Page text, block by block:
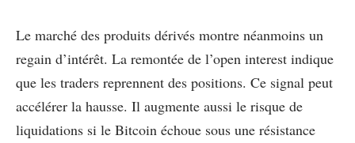
Le marché des produits dérivés montre néanmoins un
regain d’intérêt. La remontée de l’open interest indique
que les traders reprennent des positions. Ce signal peut
accélérer la hausse. Il augmente aussi le risque de
liquidations si le Bitcoin échoue sous une résistance